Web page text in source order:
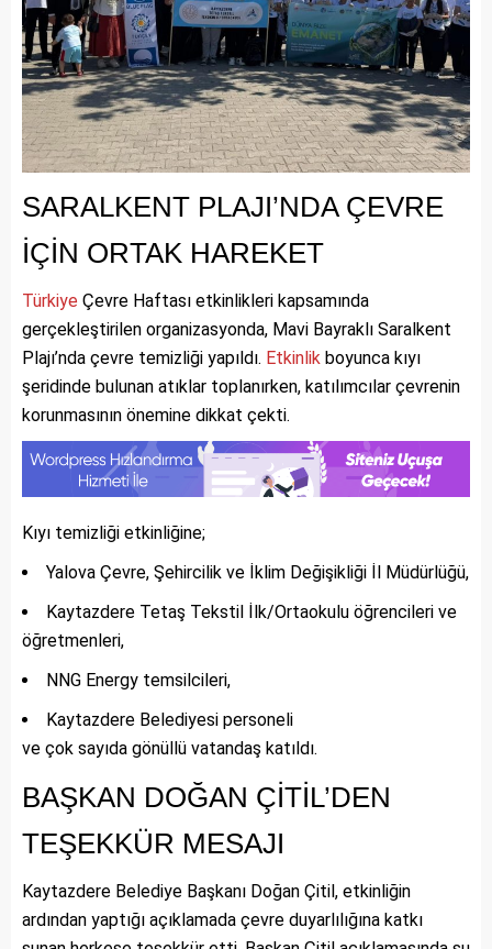
SARALKENT PLAJI’NDA ÇEVRE
İÇİN ORTAK HAREKET
Türkiye Çevre Haftası etkinlikleri kapsamında
gerçekleştirilen organizasyonda, Mavi Bayraklı Saralkent
Plajı’nda çevre temizliği yapıldı. Etkinlik boyunca kıyı
şeridinde bulunan atıklar toplanırken, katılımcılar çevrenin
korunmasının önemine dikkat çekti.
Kıyı temizliği etkinliğine;
Yalova Çevre, Şehircilik ve İklim Değişikliği İl Müdürlüğü,
Kaytazdere Tetaş Tekstil İlk/Ortaokulu öğrencileri ve
öğretmenleri,
NNG Energy temsilcileri,
Kaytazdere Belediyesi personeli
ve çok sayıda gönüllü vatandaş katıldı.
BAŞKAN DOĞAN ÇİTİL’DEN
TEŞEKKÜR MESAJI
Kaytazdere Belediye Başkanı Doğan Çitil, etkinliğin
ardından yaptığı açıklamada çevre duyarlılığına katkı